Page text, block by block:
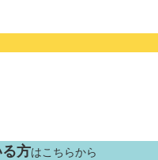
方はこちらから